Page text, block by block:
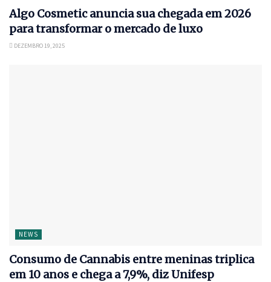
Algo Cosmetic anuncia sua chegada em 2026
para transformar o mercado de luxo
DEZEMBRO 19, 2025
NEWS
Consumo de Cannabis entre meninas triplica
em 10 anos e chega a 7,9%, diz Unifesp